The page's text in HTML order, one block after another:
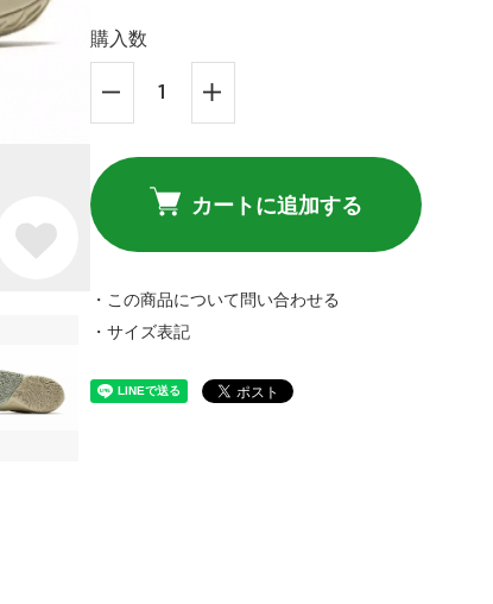
購入数
カートに追加する
・この商品について問い合わせる
・サイズ表記